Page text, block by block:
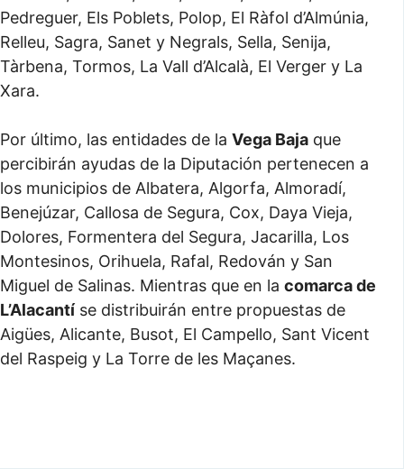
Pedreguer, Els Poblets, Polop, El Ràfol d’Almúnia,
Relleu, Sagra, Sanet y Negrals, Sella, Senija,
Tàrbena, Tormos, La Vall d’Alcalà, El Verger y La
Xara.
Por último, las entidades de la Vega Baja que
percibirán ayudas de la Diputación pertenecen a
los municipios de Albatera, Algorfa, Almoradí,
Benejúzar, Callosa de Segura, Cox, Daya Vieja,
Dolores, Formentera del Segura, Jacarilla, Los
Montesinos, Orihuela, Rafal, Redován y San
Miguel de Salinas. Mientras que en la comarca de
L’Alacantí se distribuirán entre propuestas de
Aigües, Alicante, Busot, El Campello, Sant Vicent
del Raspeig y La Torre de les Maçanes.